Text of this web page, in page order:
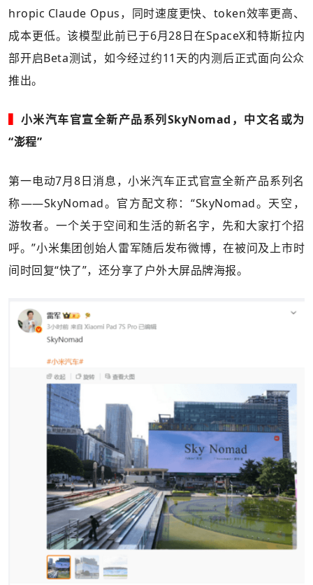
hropic Claude Opus，同时速度更快、token效率更高、
成本更低。该模型此前已于6月28日在SpaceX和特斯拉内
部开启Beta测试，如今经过约11天的内测后正式面向公众
推出。
小米汽车官宣全新产品系列SkyNomad，中文名或为
“澎程”
第一电动7月8日消息，小米汽车正式官宣全新产品系列名
称——SkyNomad。官方配文称：“SkyNomad。天空，
游牧者。一个关于空间和生活的新名字，先和大家打个招
呼。”小米集团创始人雷军随后发布微博，在被问及上市时
间时回复“快了”，还分享了户外大屏品牌海报。